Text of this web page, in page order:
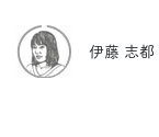
伊藤 志都